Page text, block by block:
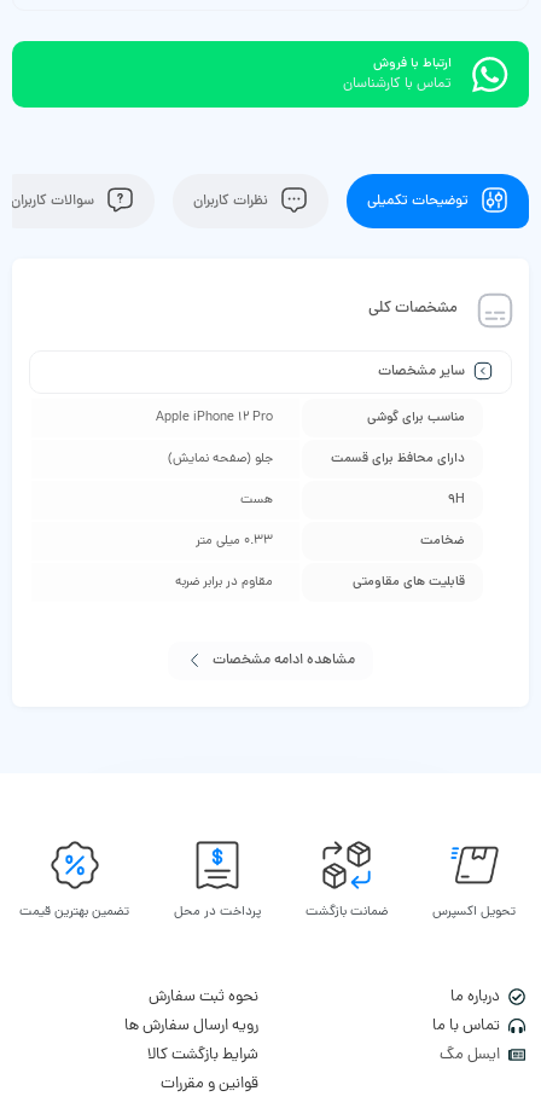
ارتباط با فروش
تماس با کارشناسان
توضیحات تکمیلی نظرات کاربران سوالات کاربران
مشخصات کلی
سایر مشخصات
مناسب برای گوشی Apple iPhone 12 Pro
دارای محافظ برای قسمت جلو (صفحه نمایش)
9H هست
ضخامت 0.33 میلی متر
قابلیت‌ های مقاومتی مقاوم در برابر ضربه
مشاهده ادامه مشخصات
تحویل اکسپرس ضمانت بازگشت پرداخت در محل تضمین بهترین قیمت
درباره ما
تماس با ما
ایسل مگ
نحوه ثبت سفارش
رویه ارسال سفارش ها
شرایط بازگشت کالا
قوانین و مقررات